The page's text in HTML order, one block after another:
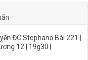
ĐC Stephano Bài 221 |
12 | 19g30 |